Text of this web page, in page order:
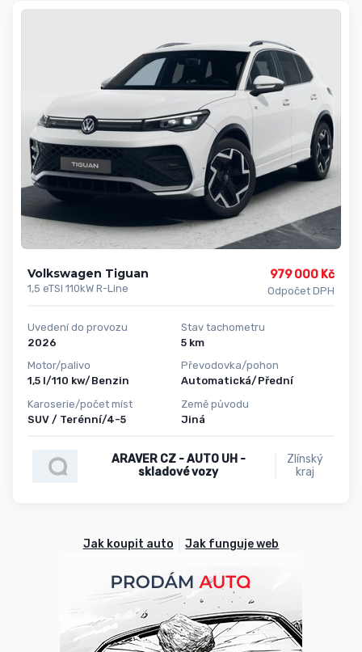
Volkswagen Tiguan
1,5 eTSI 110kW R-Line
979 000 Kč
Odpočet DPH
Uvedení do provozu
2026
Motor/palivo
1,5 l/110 kw/Benzin
Karoserie/počet míst
SUV / Terénní/4-5
Stav tachometru
5 km
Převodovka/pohon
Automatická/Přední
Země původu
Jiná
ARAVER CZ - AUTO UH -
skladové vozy
Zlínský
kraj
Jak koupit auto Jak funguje web